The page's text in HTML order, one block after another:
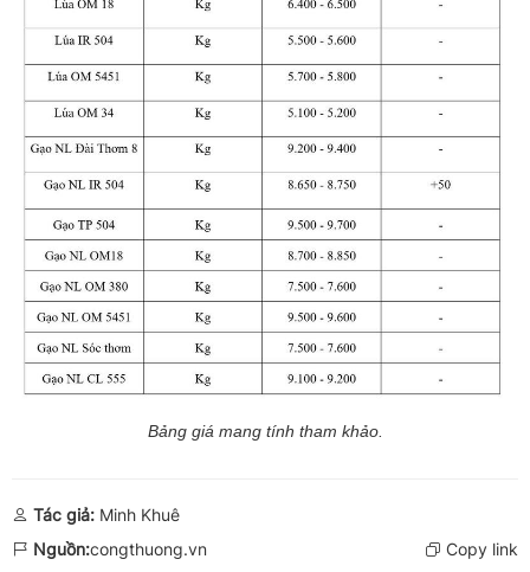
Bảng giá mang tính tham khảo.
Tác giả: Minh Khuê
Nguồn:congthuong.vn Copy link